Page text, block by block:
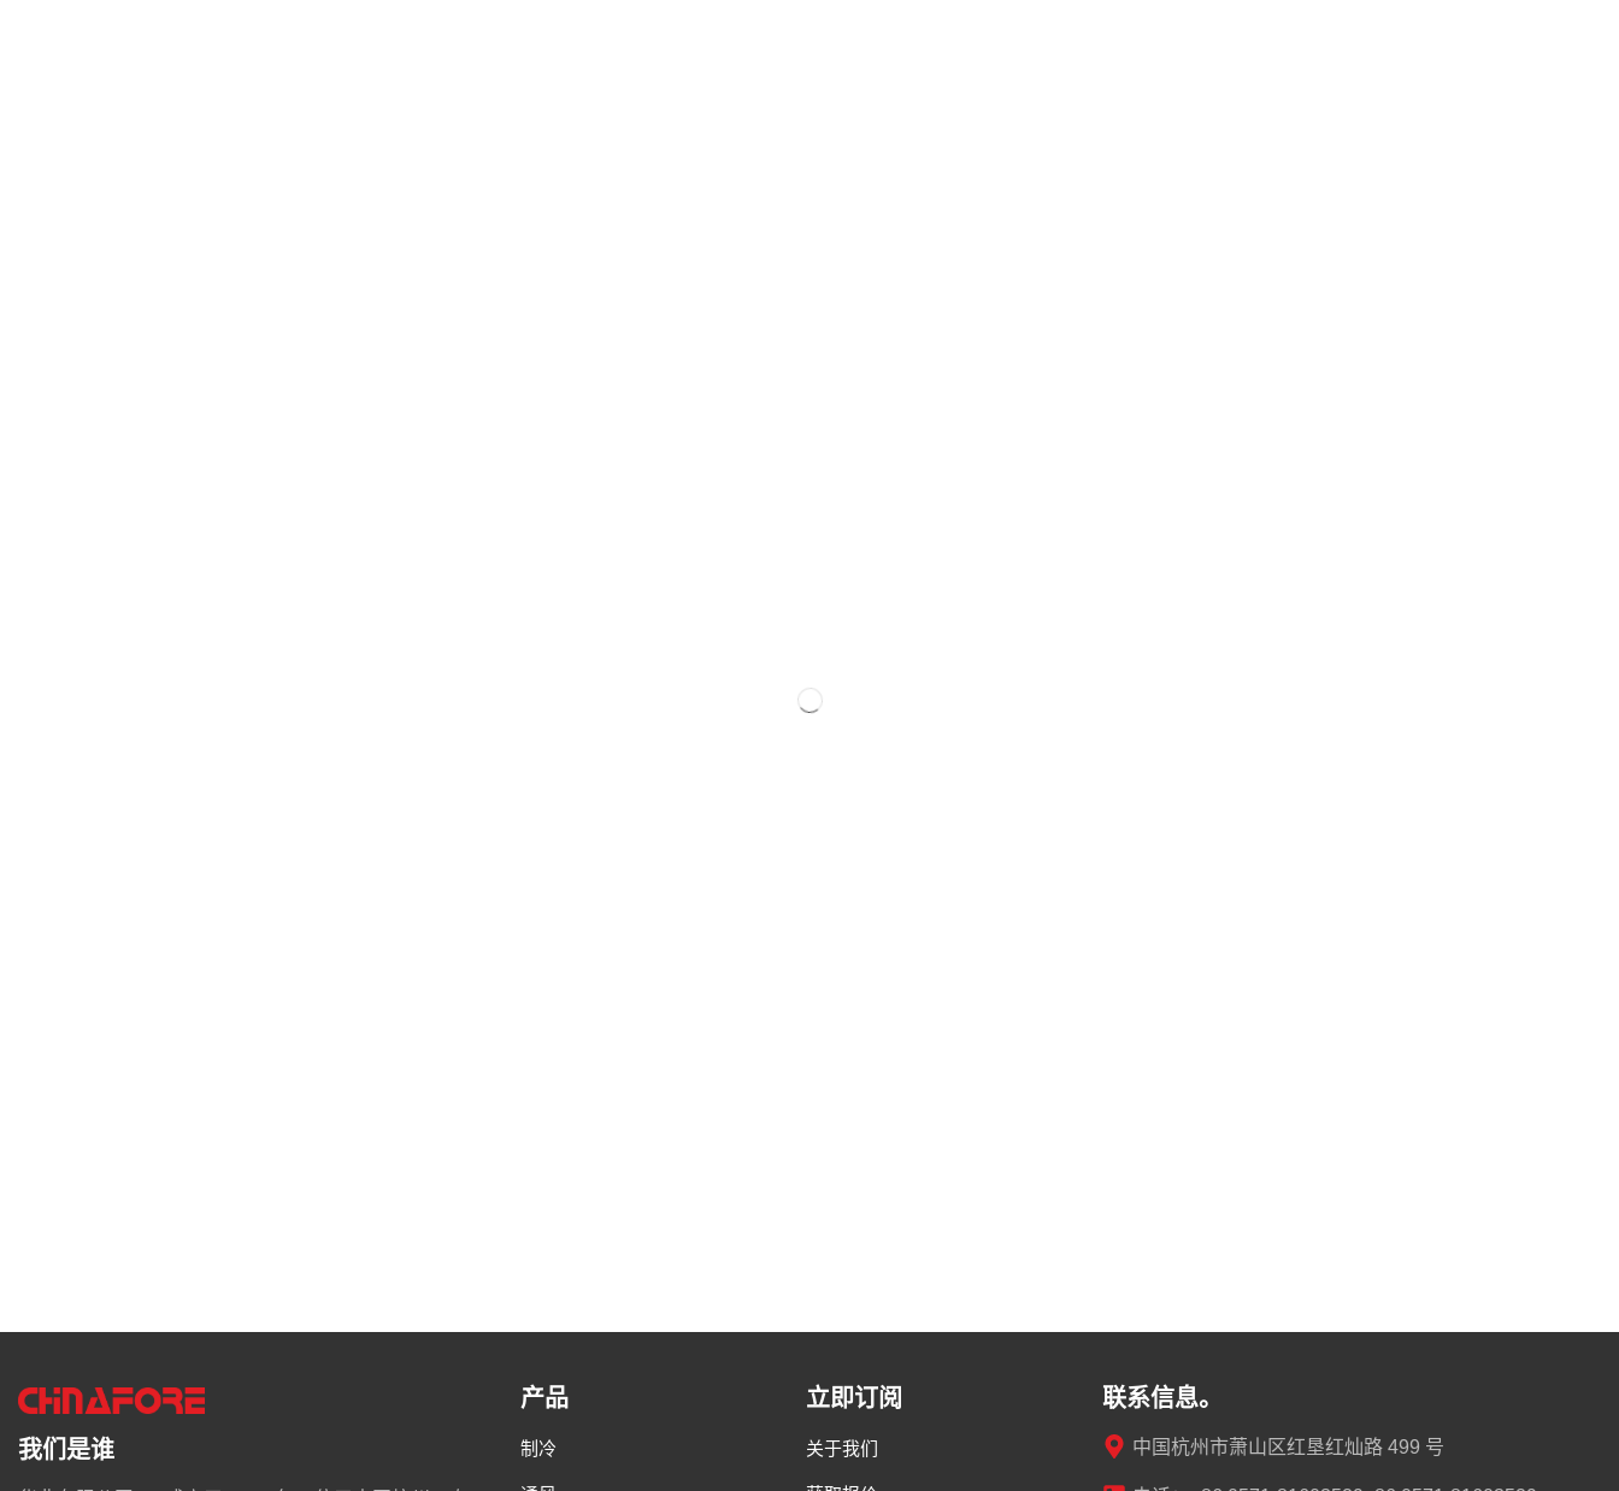
我们是谁
产品
制冷
立即订阅
关于我们
联系信息。
中国杭州市萧山区红垦红灿路 499 号